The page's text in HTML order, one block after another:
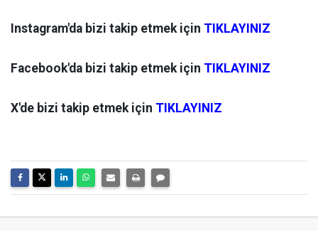
Instagram'da bizi takip etmek için TIKLAYINIZ
Facebook'da bizi takip etmek için TIKLAYINIZ
X'de bizi takip etmek için TIKLAYINIZ